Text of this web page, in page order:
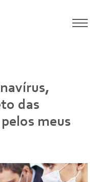
das
meus